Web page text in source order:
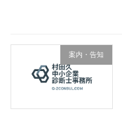
案内・告知